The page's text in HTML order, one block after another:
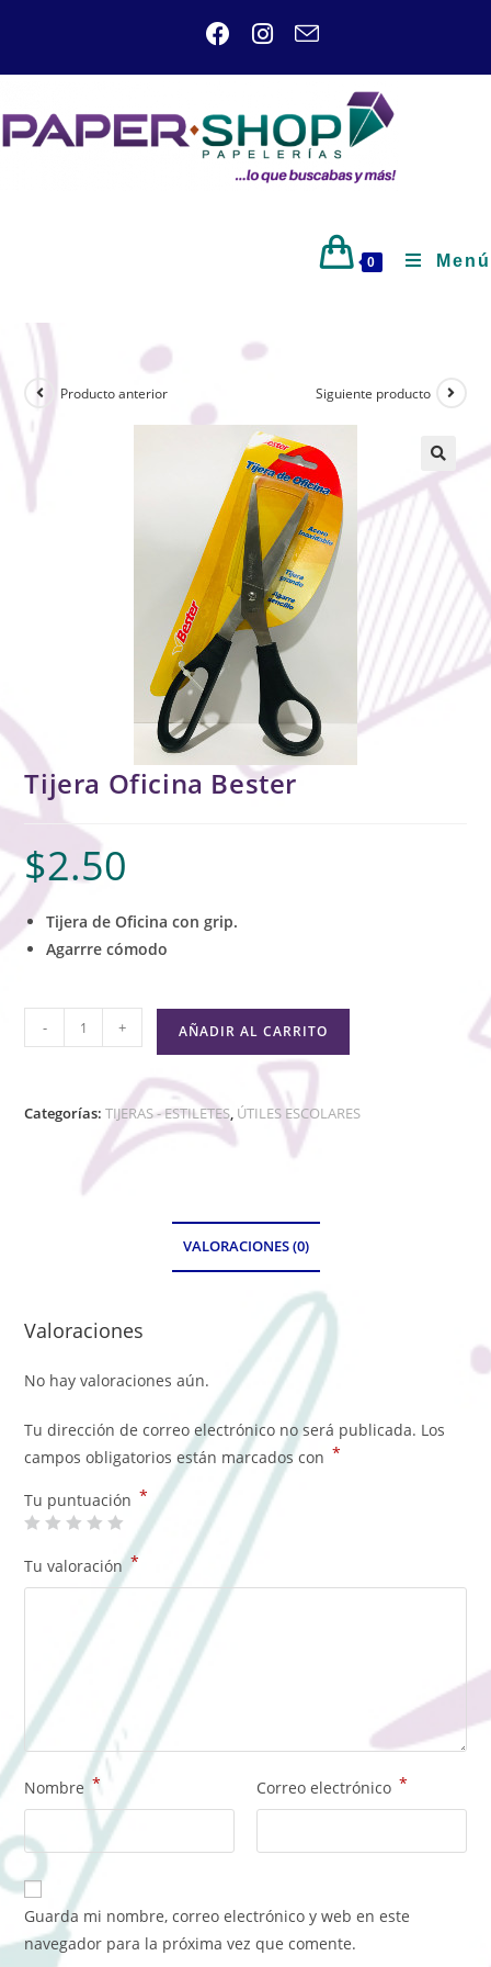
0 Menú
Producto anterior Siguiente producto
🔍
Tijera Oficina Bester
$2.50
Tijera de Oficina con grip.
Agarrre cómodo
- + AÑADIR AL CARRITO
Categorías:TIJERAS - ESTILETES, ÚTILES ESCOLARES
VALORACIONES (0)
Valoraciones
No hay valoraciones aún.
Tu dirección de correo electrónico no será publicada. Los
campos obligatorios están marcados con *
Tu puntuación *
Tu valoración *
Nombre * Correo electrónico *
Guarda mi nombre, correo electrónico y web en este
navegador para la próxima vez que comente.